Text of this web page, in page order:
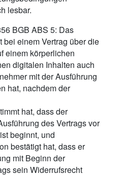
lesbar.
BGB ABS 5: Das
bei einem Vertrag über die
einem körperlichen
digitalen Inhalten auch
mit der Ausführung
hat, nachdem der
hat, dass der
des Vertrags vor
beginnt, und
bestätigt hat, dass er
mit Beginn der
sein Widerrufsrecht